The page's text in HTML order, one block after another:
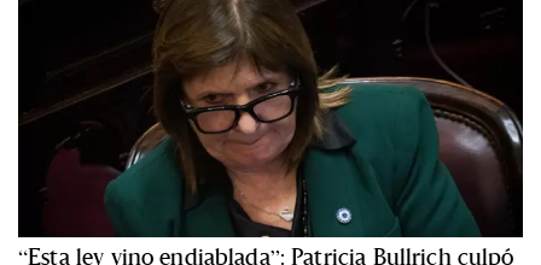
“Esta ley vino endiablada”: Patricia Bullrich culpó